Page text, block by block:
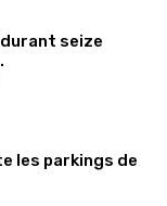
durant seize
les parkings de